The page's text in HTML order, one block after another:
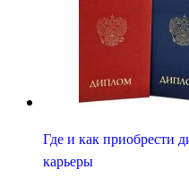
Где и как приобрести
карьеры